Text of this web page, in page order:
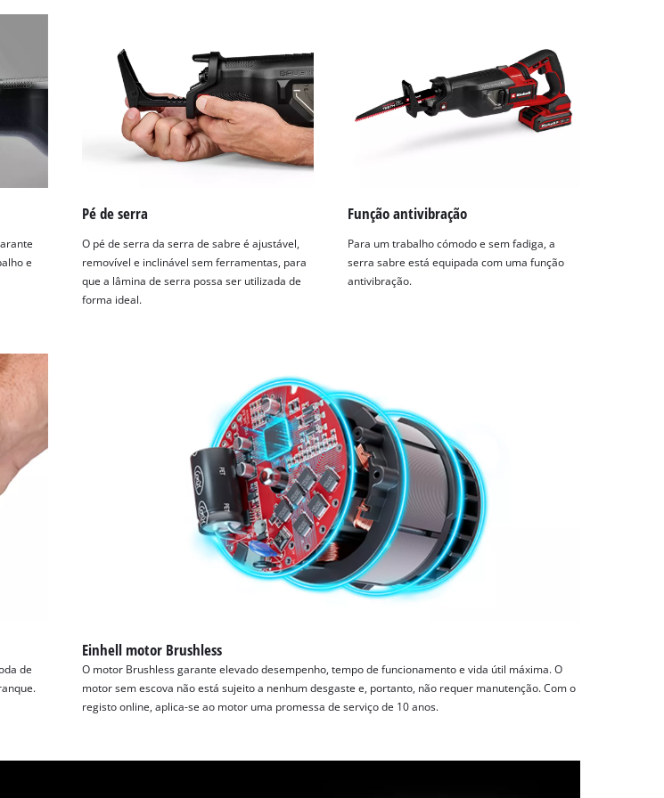
e
Pé de serra
O pé de serra da serra de sabre é ajustável,
removível e inclinável sem ferramentas, para
que a lâmina de serra possa ser utilizada de
forma ideal.
Função antivibração
Para um trabalho cómodo e sem fadiga, a
serra sabre está equipada com uma função
antivibração.
de
Einhell motor Brushless
O motor Brushless garante elevado desempenho, tempo de funcionamento e vida útil máxima. O
motor sem escova não está sujeito a nenhum desgaste e, portanto, não requer manutenção. Com o
registo online, aplica-se ao motor uma promessa de serviço de 10 anos.